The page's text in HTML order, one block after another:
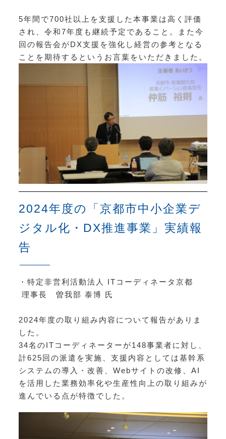
5年間で700社以上を支援した本事業は高く評価
され、令和7年度も継続予定であること。また今
回の報告会がDX支援を強化し経営の参考となる
ことを期待するというお言葉をいただきました。
2024年度の「京都市中小企業デ
ジタル化・DX推進事業」実績報
告
・特定非営利活動法人 ITコーディネータ京都
理事長 曽我部 泰博 氏
2024年度の取り組み内容について報告がありま
した。
34名のITコーディネーターが148事業者に対し、
計625回の派遣を実施、支援内容としては基幹系
システムの導入・改善、Webサイトの改修、AI
を活用した業務効率化や生産性向上の取り組みが
進んでいる点が特徴でした。